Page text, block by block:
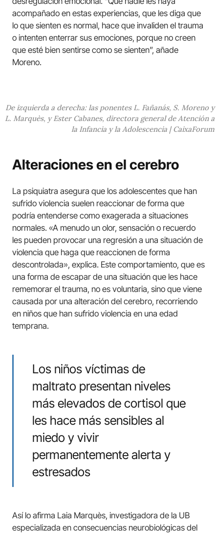
acompañado en estas experiencias, que les diga que
lo que sienten es normal, hace que invaliden el trauma
o intenten enterrar sus emociones, porque no creen
que esté bien sentirse como se sienten”, añade
Moreno.
De izquierda a derecha: las ponentes L. Fañanás, S. Moreno y
L. Marquès, y Ester Cabanes, directora general de Atención a
la Infancia y la Adolescencia | CaixaForum
Alteraciones en el cerebro
La psiquiatra asegura que los adolescentes que han
sufrido violencia suelen reaccionar de forma que
podría entenderse como exagerada a situaciones
normales. «A menudo un olor, sensación o recuerdo
les pueden provocar una regresión a una situación de
violencia que haga que reaccionen de forma
descontrolada», explica. Este comportamiento, que es
una forma de escapar de una situación que les hace
rememorar el trauma, no es voluntaria, sino que viene
causada por una alteración del cerebro, recorriendo
en niños que han sufrido violencia en una edad
temprana.
Los niños víctimas de
maltrato presentan niveles
más elevados de cortisol que
les hace más sensibles al
miedo y vivir
permanentemente alerta y
estresados
Así lo afirma Laia Marquès, investigadora de la UB
especializada en consecuencias neurobiológicas del